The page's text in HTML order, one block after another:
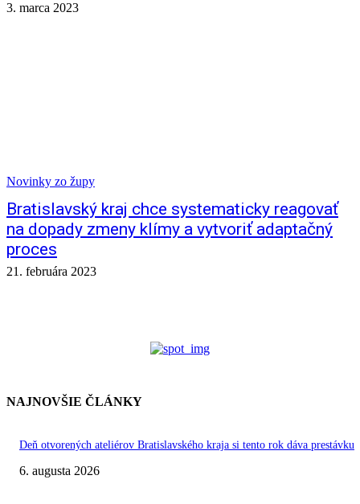
3. marca 2023
Novinky zo župy
Bratislavský kraj chce systematicky reagovať
na dopady zmeny klímy a vytvoriť adaptačný
proces
21. februára 2023
NAJNOVŠIE ČLÁNKY
Deň otvorených ateliérov Bratislavského kraja si tento rok dáva prestávku
6. augusta 2026